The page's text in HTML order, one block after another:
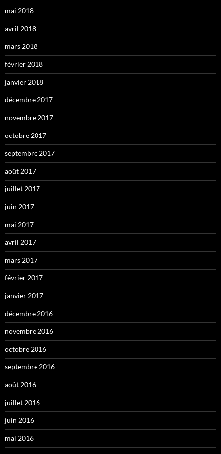
mai 2018
avril 2018
mars 2018
février 2018
janvier 2018
décembre 2017
novembre 2017
octobre 2017
septembre 2017
août 2017
juillet 2017
juin 2017
mai 2017
avril 2017
mars 2017
février 2017
janvier 2017
décembre 2016
novembre 2016
octobre 2016
septembre 2016
août 2016
juillet 2016
juin 2016
mai 2016